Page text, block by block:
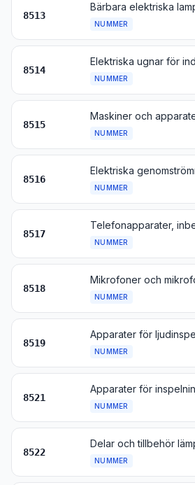
8513
NUMMER
8514
NUMMER
8515
NUMMER
8516
NUMMER
8517
NUMMER
8518
NUMMER
8519
NUMMER
8521
NUMMER
8522
NUMMER